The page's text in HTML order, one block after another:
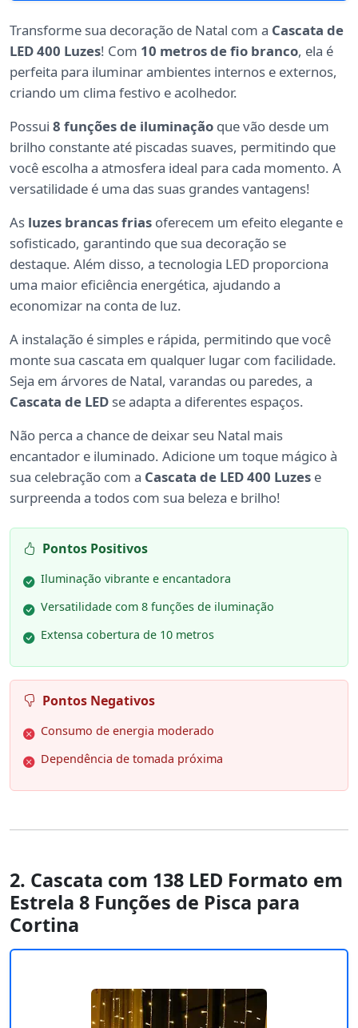
Transforme sua decoração de Natal com a Cascata de
LED 400 Luzes! Com 10 metros de fio branco, ela é
perfeita para iluminar ambientes internos e externos,
criando um clima festivo e acolhedor.
Possui 8 funções de iluminação que vão desde um
brilho constante até piscadas suaves, permitindo que
você escolha a atmosfera ideal para cada momento. A
versatilidade é uma das suas grandes vantagens!
As luzes brancas frias oferecem um efeito elegante e
sofisticado, garantindo que sua decoração se
destaque. Além disso, a tecnologia LED proporciona
uma maior eficiência energética, ajudando a
economizar na conta de luz.
A instalação é simples e rápida, permitindo que você
monte sua cascata em qualquer lugar com facilidade.
Seja em árvores de Natal, varandas ou paredes, a
Cascata de LED se adapta a diferentes espaços.
Não perca a chance de deixar seu Natal mais
encantador e iluminado. Adicione um toque mágico à
sua celebração com a Cascata de LED 400 Luzes e
surpreenda a todos com sua beleza e brilho!
Pontos Positivos
Iluminação vibrante e encantadora
Versatilidade com 8 funções de iluminação
Extensa cobertura de 10 metros
Pontos Negativos
Consumo de energia moderado
Dependência de tomada próxima
2. Cascata com 138 LED Formato em
Estrela 8 Funções de Pisca para
Cortina